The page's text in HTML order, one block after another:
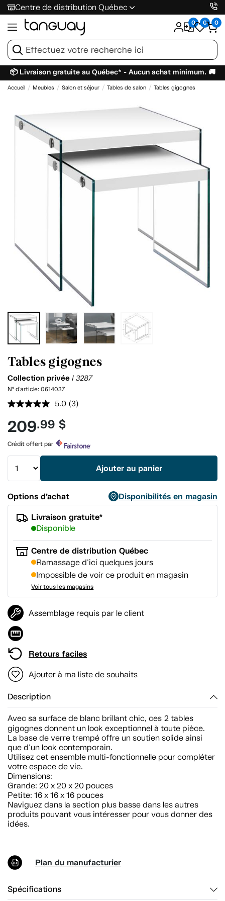
Centre de distribution Québec
0 0 0
📦 Livraison gratuite au Québec* - Aucun achat minimum. 🚚
Accueil Meubles Salon et séjour Tables de salon Tables gigognes
Tables gigognes
Collection privée I 3287
N° d'article: 0614037
5.0 Lire
vers
la
(3)
209.99 $
Crédit offert par
Ajouter au panier
Options d’achat
Disponibilités en magasin
Livraison gratuite*
Disponible
Centre de distribution Québec
Ramassage d'ici quelques jours
Impossible de voir ce produit en magasin
Voir tous les magasins
Assemblage requis par le client
Retours faciles
Ajouter à ma liste de souhaits
Description
Avec sa surface de blanc brillant chic, ces 2 tables
gigognes donnent un look exceptionnel à toute pièce.
La base de verre trempé offre un soutien solide ainsi
que d'un look contemporain.
Utilisez cet ensemble multi-fonctionnelle pour compléter
votre espace de vie.
Dimensions:
Grande: 20 x 20 x 20 pouces
Petite: 16 x 16 x 16 pouces
Naviguez dans la section plus basse dans les autres
produits pouvant vous intéresser pour vous donner des
idées.
Plan du manufacturier
Spécifications